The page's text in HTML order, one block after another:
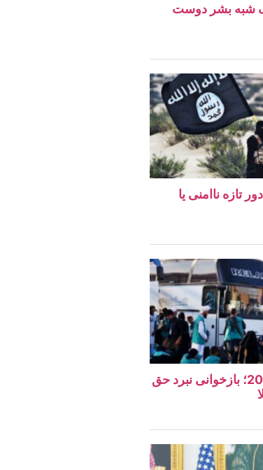
یک شبه بشر دوست
تازه ناامنی یا
نگاهی به مراسم اربعین 2026؛ بازخوانی نبرد حق